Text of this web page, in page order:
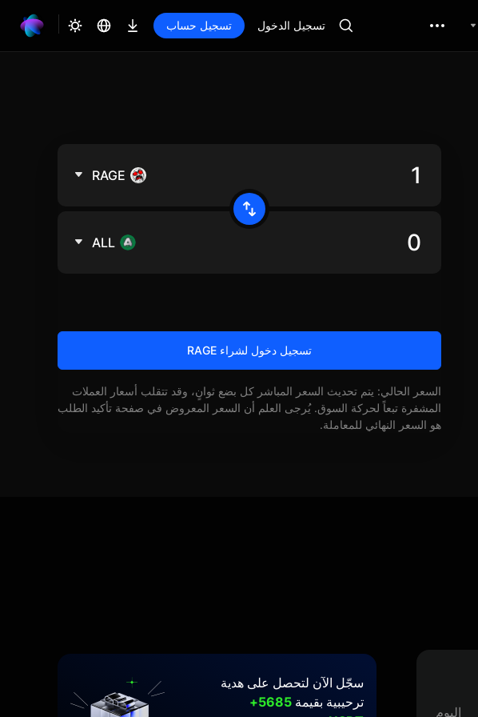
تسجيل الدخول تسجيل حساب
RAGE
ALL
تسجيل دخول لشراء RAGE
السعر الحالي: يتم تحديث السعر المباشر كل بضع ثوانٍ، وقد تتقلب أسعار العملات
المشفرة تبعاً لحركة السوق. يُرجى العلم أن السعر المعروض في صفحة تأكيد الطلب
هو السعر النهائي للمعاملة.
اليوم
سجّل الآن لتحصل على هدية
ترحيبية بقيمة
5685+